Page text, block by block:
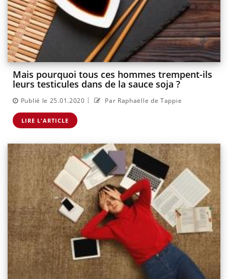
Mais pourquoi tous ces hommes trempent-ils
leurs testicules dans de la sauce soja ?
Publié le 25.01.2020 | Par Raphaëlle de Tappie
LIRE L'ARTICLE